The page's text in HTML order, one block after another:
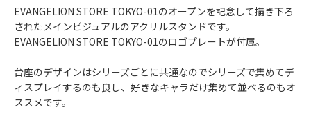
EVANGELION STORE TOKYO-01のオープンを記念して描き下ろ
されたメインビジュアルのアクリルスタンドです。
EVANGELION STORE TOKYO-01のロゴプレートが付属。
台座のデザインはシリーズごとに共通なのでシリーズで集めてデ
ィスプレイするのも良し、好きなキャラだけ集めて並べるのもオ
ススメです。